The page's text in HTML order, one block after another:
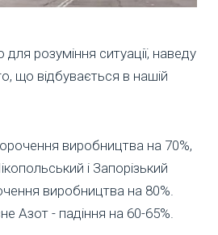
розуміння ситуації, наведу
що відбувається в нашій
виробництва на 70%,
і Запорізький
виробництва на 80%.
Азот - падіння на 60-65%.